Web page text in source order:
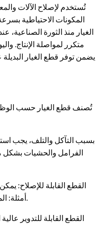
تُستخدم لإصلاح الآلات
المكونات الاحتياطية
الغيار منذ الثورة الصناعية،
متكرر لمواصلة الإنتاج.
يضمن توفر قطع الغيار
تُصنف قطع الغيار حسب
بسبب التآكل والتلف، يجب
الفرامل والحشيات بشكل
القطع القابلة للإصلاح:
أمثلة: المولدات، والمضخات، والضواغط.
القطع القابلة للتدوير